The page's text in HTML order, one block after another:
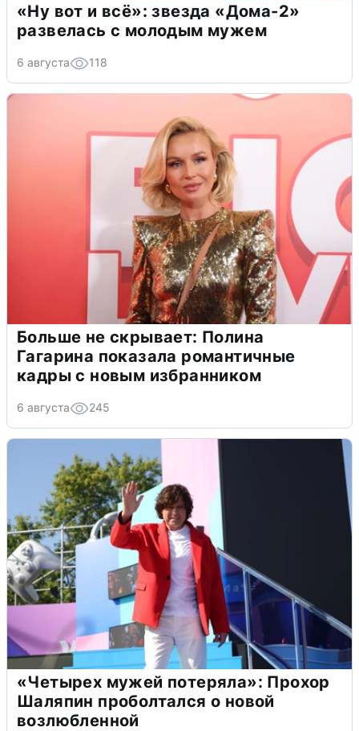
«Ну вот и всё»: звезда «Дома-2»
развелась с молодым мужем
6 августа 118
Больше не скрывает: Полина
Гагарина показала романтичные
кадры с новым избранником
6 августа 245
«Четырех мужей потеряла»: Прохор
Шаляпин проболтался о новой
возлюбленной